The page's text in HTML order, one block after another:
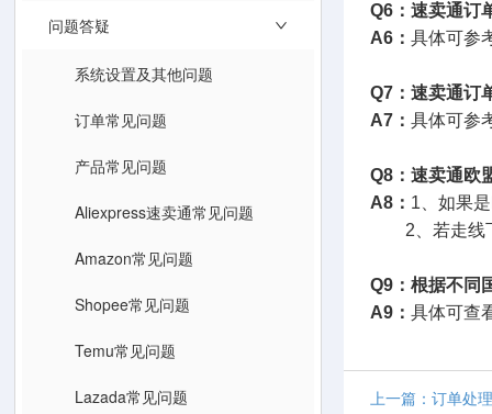
问题答疑
系统设置及其他问题
订单常见问题
产品常见问题
Aliexpress速卖通常见问题
Amazon常见问题
Shopee常见问题
Temu常见问题
Lazada常见问题
Q6：速卖通订
A6：具体可参
Q7：速卖通订
A7：具体可参
Q8：速卖通欧
A8： 1、如果
2、若走线下
Q9：根据不同
A9：具体可查
上一篇：订单处